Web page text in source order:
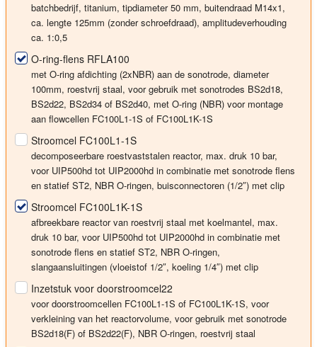
batchbedrijf, titanium, tipdiameter50 mm, buitendraad M14x1,
ca. lengte 125mm (zonder schroefdraad), amplitudeverhouding
ca. 1:0,5
O-ring-flens RFLA100
met O-ring afdichting (2xNBR) aan de sonotrode, diameter
100mm, roestvrij staal, voor gebruik met sonotrodes BS2d18,
BS2d22, BS2d34 of BS2d40, met O-ring (NBR) voor montage
aan flowcellen FC100L1-1S of FC100L1K-1S
Stroomcel FC100L1-1S
decomposeerbare roestvaststalen reactor, max. druk 10 bar,
voor UIP500hd tot UIP2000hd in combinatie met sonotrode flens
en statief ST2, NBR O-ringen, buisconnectoren (1/2″) met clip
Stroomcel FC100L1K-1S
afbreekbare reactor van roestvrij staal met koelmantel, max.
druk 10 bar, voor UIP500hd tot UIP2000hd in combinatie met
sonotrode flens en statief ST2, NBR O-ringen,
slangaansluitingen (vloeistof 1/2″, koeling 1/4″) met clip
Inzetstuk voor doorstroomcel22
voor doorstroomcellen FC100L1-1S of FC100L1K-1S, voor
verkleining van het reactorvolume, voor gebruik met sonotrode
BS2d18(F) of BS2d22(F), NBR O-ringen, roestvrij staal